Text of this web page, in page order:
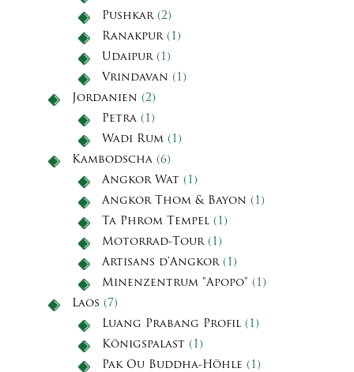
Pushkar(2)
Ranakpur(1)
Udaipur(1)
Vrindavan (1)
Jordanien (2)
Petra (1)
Wadi Rum (1)
Kambodscha (6)
Angkor Wat (1)
Angkor Thom & Bayon (1)
Ta Phrom Tempel (1)
Motorrad-Tour(1)
Artisans d'Angkor(1)
Minenzentrum "Apopo" (1)
Laos (7)
Luang Prabang Profil (1)
Königspalast (1)
Pak Ou Buddha-Höhle (1)